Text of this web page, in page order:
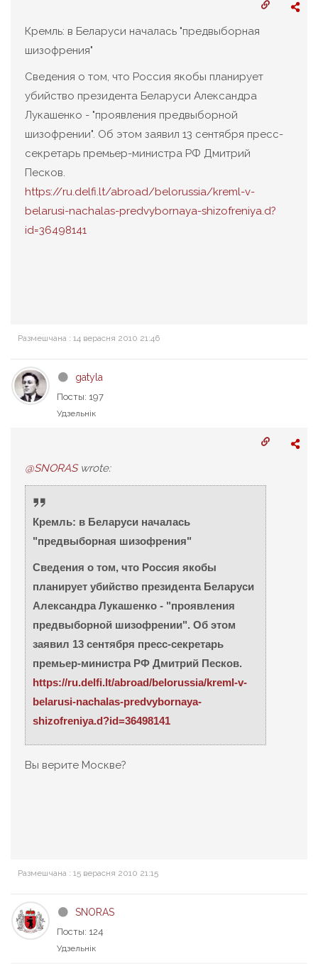
Кремль: в Беларуси началась "предвыборная
шизофрения"
Сведения о том, что Россия якобы планирует
убийство президента Беларуси Александра
Лукашенко - "проявления предвыборной
шизофрении". Об этом заявил 13 сентября пресс-
секретарь премьер-министра РФ Дмитрий
Песков.
https://ru.delfi.lt/abroad/belorussia/kreml-v-
belarusi-nachalas-predvybornaya-shizofreniya.d?
id=36498141
Размешчана : 14 верасня 2010 21:46
gatyla
Посты: 197
Удзельнік
@SNORASwrote:
Кремль: в Беларуси началась
"предвыборная шизофрения"
Сведения о том, что Россия якобы
планирует убийство президента Беларуси
Александра Лукашенко - "проявления
предвыборной шизофрении". Об этом
заявил 13 сентября пресс-секретарь
премьер-министра РФ Дмитрий Песков.
https://ru.delfi.lt/abroad/belorussia/kreml-v-
belarusi-nachalas-predvybornaya-
shizofreniya.d?id=36498141
Вы верите Москве?
Размешчана : 15 верасня 2010 21:15
SNORAS
Посты: 124
Удзельнік